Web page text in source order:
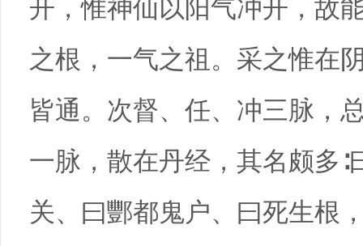
开，惟神仙以阳气冲开，故
之根，一气之祖。采之惟在
皆通。次督、任、冲三脉，
一脉，散在丹经，其名颇多
关、曰酆都鬼户、曰死生根